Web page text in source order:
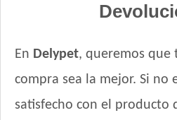
En Delypet, queremos que
compra sea la mejor. Si no
satisfecho con el producto